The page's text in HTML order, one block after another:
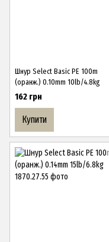
Шнур Select Basic PE 100m
(оранж.) 0.10mm 10lb/4.8kg
162 грн
Купити